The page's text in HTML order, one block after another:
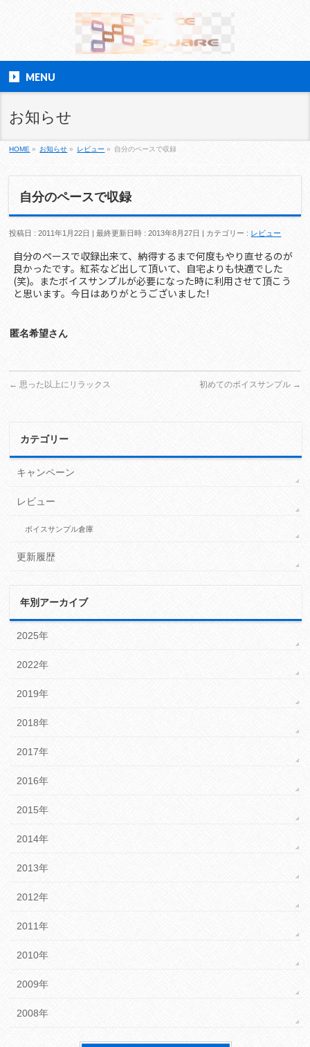
MENU
お知らせ
HOME » お知らせ » レビュー » 自分のペースで収録
自分のペースで収録
投稿日 : 2011年1月22日 最終更新日時 : 2013年8月27日 カテゴリー : レビュー
自分のペースで収録出来て、納得するまで何度もやり直せるのが
良かったです。紅茶など出して頂いて、自宅よりも快適でした
(笑)。またボイスサンプルが必要になった時に利用させて頂こう
と思います。今日はありがとうございました!
匿名希望さん
← 思った以上にリラックス 初めてのボイスサンプル →
カテゴリー
キャンペーン
レビュー
ボイスサンプル倉庫
更新履歴
年別アーカイブ
2025年
2022年
2019年
2018年
2017年
2016年
2015年
2014年
2013年
2012年
2011年
2010年
2009年
2008年